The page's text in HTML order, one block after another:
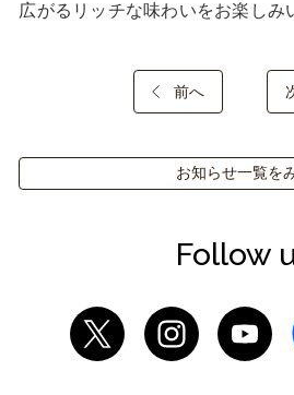
広がるリッチな味わいをお楽しみ
前へ
お知らせ一覧を
Follow